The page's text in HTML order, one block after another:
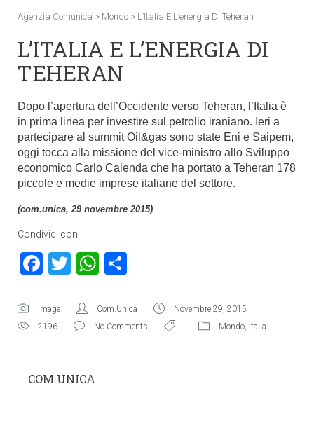
Agenzia Comunica > Mondo > L’Italia E L’energia Di Teheran
L’ITALIA E L’ENERGIA DI
TEHERAN
Dopo l’apertura dell’Occidente verso Teheran, l’Italia è
in prima linea per investire sul petrolio iraniano. Ieri a
partecipare al summit Oil&gas sono state Eni e Saipem,
oggi tocca alla missione del vice-ministro allo Sviluppo
economico Carlo Calenda che ha portato a Teheran 178
piccole e medie imprese italiane del settore.
(com.unica, 29 novembre 2015)
Condividi con
Facebook
TwitterWhatsApp
Image Com.Unica
Novembre 29, 2015
2196
No Comments Mondo, Italia
COM.UNICA